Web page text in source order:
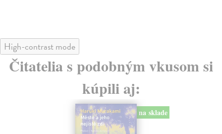
High-contrast mode
Čitatelia s podobným vkusom si
kúpili aj:
na sklade